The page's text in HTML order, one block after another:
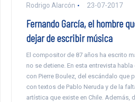
Rodrigo Alarcón 23-07-2017
Fernando García, el hombre
dejar de escribir música
El compositor de 87 años ha escrito
no se detiene. En esta entrevista
con Pierre Boulez, del escándalo que
con textos de Pablo Neruda y de la
artística que existe en Chile. Además,